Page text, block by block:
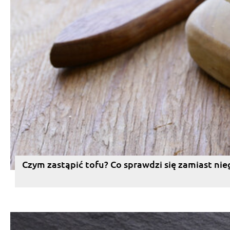
Czym zastąpić tofu? Co sprawdzi się zamiast